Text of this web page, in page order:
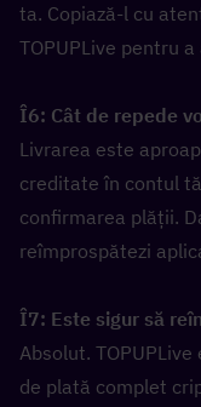
ta. Copiază-l cu
TOPUPLive pentru
Î6: Cât de repede
Livrarea este
creditate în contul
confirmarea plății.
reîmprospătezi
Î7: Este sigur să
Absolut.
de plată complet